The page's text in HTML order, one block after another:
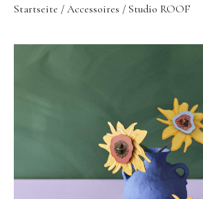
Mammalampa
AY-KASA |
AÃRK COLLECTIVE |
Startseite / Accessoires / Studio ROOF